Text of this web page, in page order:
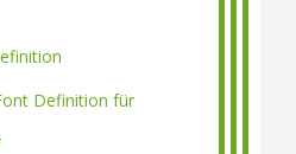
Definition für